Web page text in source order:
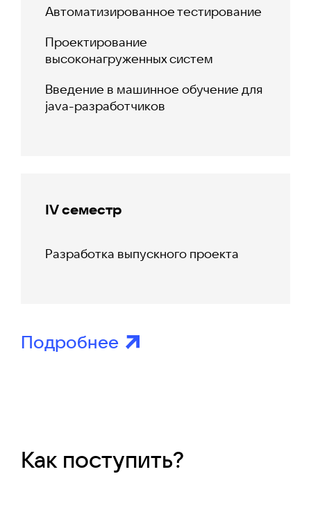
Автоматизированное тестирование
Проектирование
высоконагруженных систем
Введение в машинное обучение для
java-разработчиков
IV семестр
Разработка выпускного проекта
Подробнее
Как поступить?